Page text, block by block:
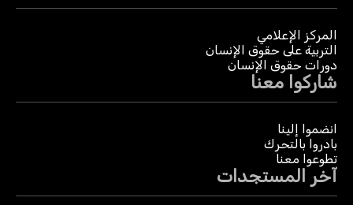
المركز الإعلامي
التربية على حقوق الإنسان
دورات حقوق الإنسان
شاركوا معنا
انضموا إلينا
بادروا بالتحرك
تطوعوا معنا
آخر المستجدات